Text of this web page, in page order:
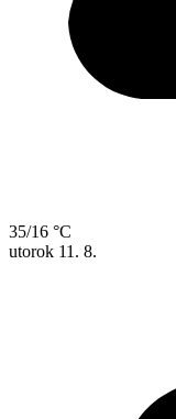
35/16 °C
utorok 11. 8.